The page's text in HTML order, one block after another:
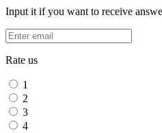
Input it if you want to receive
Rate us
1
2
3
4